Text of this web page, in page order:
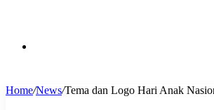
for
Home/News/Tema dan Logo Hari Anak